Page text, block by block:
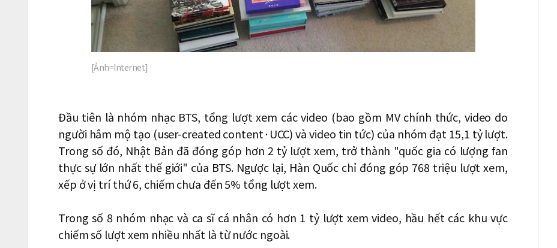
[Ảnh=Internet]
Đầu tiên là nhóm nhạc BTS, tổng lượt xem các video (bao gồm MV chính thức, video do
người hâm mộ tạo (user-created content·UCC) và video tin tức) của nhóm đạt 15,1 tỷ lượt.
Trong số đó, Nhật Bản đã đóng góp hơn 2 tỷ lượt xem, trở thành "quốc gia có lượng fan
thực sự lớn nhất thế giới" của BTS. Ngược lại, Hàn Quốc chỉ đóng góp 768 triệu lượt xem,
xếp ở vị trí thứ 6, chiếm chưa đến 5% tổng lượt xem.
Trong số 8 nhóm nhạc và ca sĩ cá nhân có hơn 1 tỷ lượt xem video, hầu hết các khu vực
chiếm số lượt xem nhiều nhất là từ nước ngoài.